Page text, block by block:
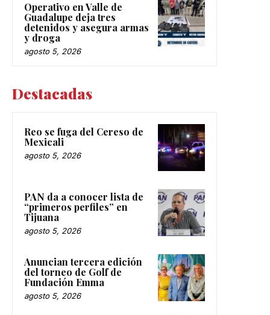
Operativo en Valle de
Guadalupe deja tres
detenidos y asegura armas
y droga
agosto 5, 2026
Destacadas
Reo se fuga del Cereso de
Mexicali
agosto 5, 2026
PAN da a conocer lista de
“primeros perfiles” en
Tijuana
agosto 5, 2026
Anuncian tercera edición
del torneo de Golf de
Fundación Emma
agosto 5, 2026